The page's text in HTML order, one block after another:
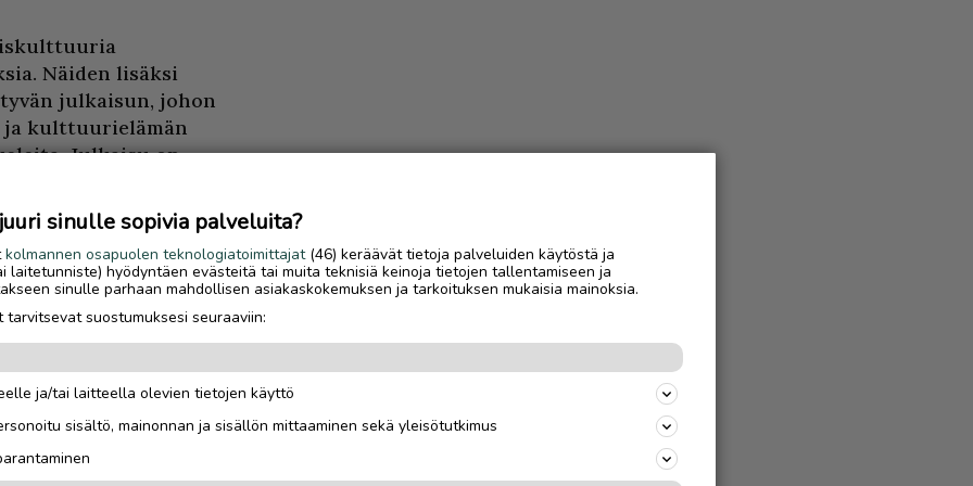
Näiden lisäksi
julkaisun, johon
ja kulttuurielämän
Julkaisu on
jaetaan syksyn
1990 lähtien Pariisin
ArkkitehtiJuhani
tilat
aikana Littow
vastasi palkittu
heinäkuussa
kävijää.
5.9. klo 9.30–
Luetuimmat
Saariselälle – viisi
sinulle sopivia palveluita?
kolmannen osapuolen teknologiatoimittajat(46) keräävät tietoja palveluiden käytöstä ja
laitetunniste) hyödyntäen evästeitä tai muita teknisiä keinoja tietojen tallentamiseen ja
sinulle parhaan mahdollisen asiakaskokemuksen ja tarkoituksen mukaisia mainoksia.
suostumuksesi seuraaviin:
ja/tai laitteella olevien tietojen käyttö
sisältö, mainonnan ja sisällön mittaaminen sekä yleisötutkimus